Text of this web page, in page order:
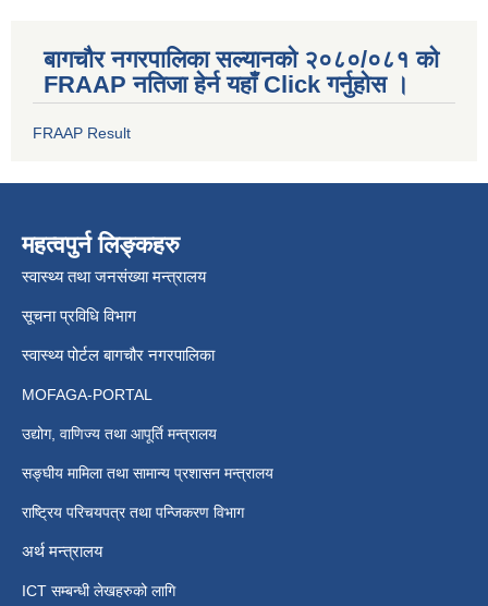
बागचौर नगरपालिका सल्यानको २०८०/०८१ को
FRAAP नतिजा हेर्न यहाँ Click गर्नुहोस ।
FRAAP Result
महत्वपुर्न लिङ्कहरु
स्वास्थ्य तथा जनसंख्या मन्त्रालय
सूचना प्रविधि विभाग
स्वास्थ्य पोर्टल बागचौर नगरपालिका
MOFAGA-PORTAL
उद्योग, वाणिज्य तथा आपूर्ति मन्त्रालय
सङ्घीय मामिला तथा सामान्य प्रशासन मन्त्रालय
राष्ट्रिय परिचयपत्र तथा पन्जिकरण विभाग
अर्थ मन्त्रालय
ICT सम्बन्धी लेखहरुको लागि